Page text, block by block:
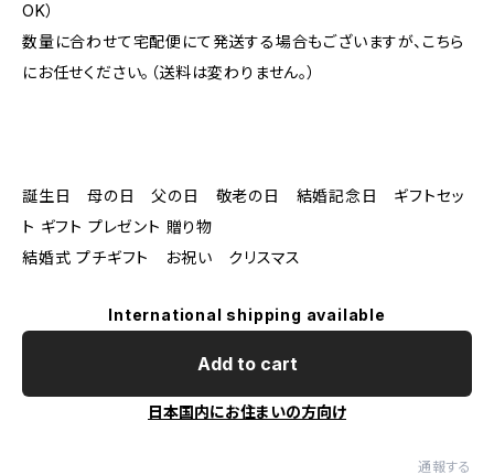
OK）
数量に合わせて宅配便にて発送する場合もございますが、こちら
にお任せください。（送料は変わりません。）
誕生日 母の日 父の日 敬老の日 結婚記念日 ギフトセッ
ト ギフト プレゼント 贈り物
結婚式 プチギフト お祝い クリスマス
International shipping available
Add to cart
日本国内にお住まいの方向け
通報する